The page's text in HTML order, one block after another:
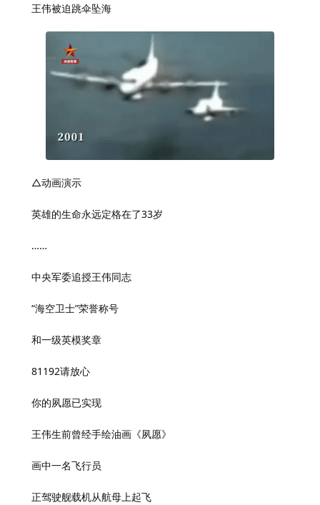
王伟被迫跳伞坠海
△动画演示
英雄的生命永远定格在了33岁
……
中央军委追授王伟同志
“海空卫士”荣誉称号
和一级英模奖章
81192请放心
你的夙愿已实现
王伟生前曾经手绘油画《夙愿》
画中一名飞行员
正驾驶舰载机从航母上起飞